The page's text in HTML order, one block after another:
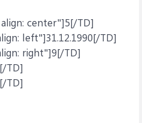
center"]5[/TD]
left"]31.12.1990[/TD]
right"]9[/TD]
TD]
TD]